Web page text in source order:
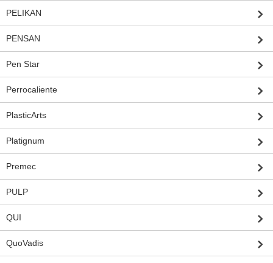
PELIKAN
PENSAN
Pen Star
Perrocaliente
PlasticArts
Platignum
Premec
PULP
QUI
QuoVadis